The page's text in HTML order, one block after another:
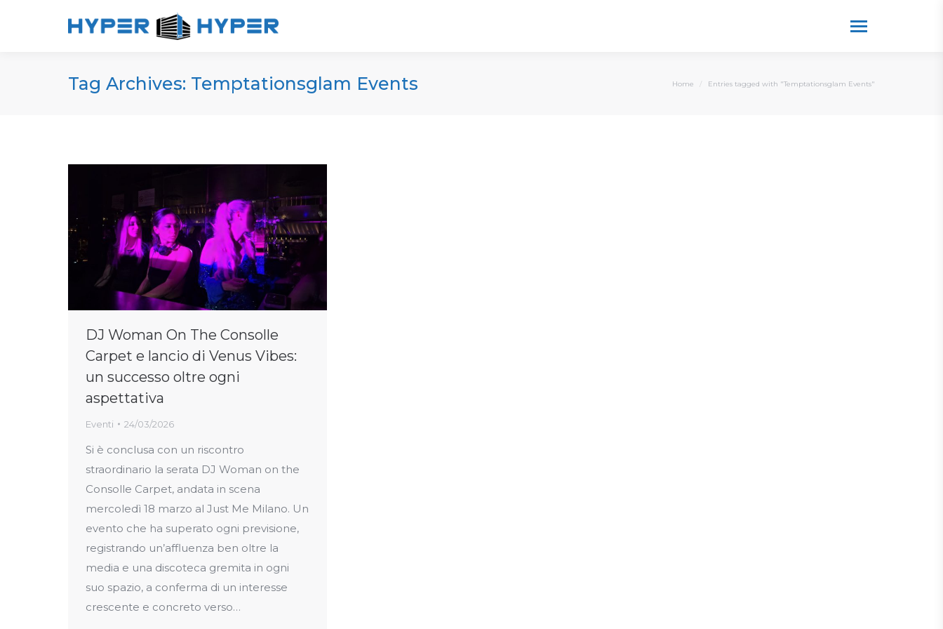
Tag Archives: Temptationsglam Events You are here:
Home Entries tagged with "Temptationsglam Events"
DJ Woman On The Consolle
Carpet e lancio di Venus Vibes:
un successo oltre ogni
aspettativa
Eventi 24/03/2026
Si è conclusa con un riscontro
straordinario la serata DJ Woman on the
Consolle Carpet, andata in scena
mercoledì 18 marzo al Just Me Milano. Un
evento che ha superato ogni previsione,
registrando un’affluenza ben oltre la
media e una discoteca gremita in ogni
suo spazio, a conferma di un interesse
crescente e concreto verso…